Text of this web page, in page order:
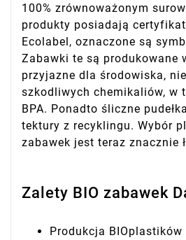
100% zrównoważonym
produkty posiadają
Ecolabel, oznaczone są
Zabawki te są produkowane
przyjazne dla środowiska,
szkodliwych chemikaliów, w
BPA. Ponadto śliczne
tektury z recyklingu. Wybór
zabawek jest teraz znacznie
Zalety BIO zabawek
Produkcja